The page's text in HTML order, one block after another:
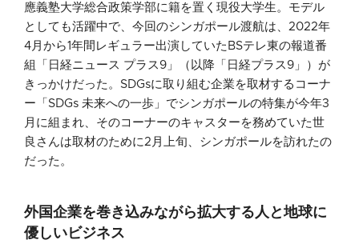
應義塾大学総合政策学部に籍を置く現役大学生。モデル
としても活躍中で、今回のシンガポール渡航は、2022年
4月から1年間レギュラー出演していたBSテレ東の報道番
組「日経ニュース プラス9」（以降「日経プラス9」）が
きっかけだった。SDGsに取り組む企業を取材するコーナ
ー「SDGs 未来への一歩」でシンガポールの特集が今年3
月に組まれ、そのコーナーのキャスターを務めていた世
良さんは取材のために2月上旬、シンガポールを訪れたの
だった。
外国企業を巻き込みながら拡大する人と地球に
優しいビジネス